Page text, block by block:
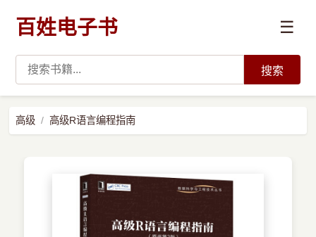
百姓电子书 ☰
数据科学与AI
搜索
高级 高级R语言编程指南